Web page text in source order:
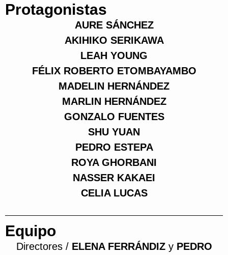
Protagonistas
AURE SÁNCHEZ
AKIHIKO SERIKAWA
LEAH YOUNG
FÉLIX ROBERTO ETOMBAYAMBO
MADELIN HERNÁNDEZ
MARLIN HERNÁNDEZ
GONZALO FUENTES
SHU YUAN
PEDRO ESTEPA
ROYA GHORBANI
NASSER KAKAEI
CELIA LUCAS
Equipo
Directores / ELENA FERRÁNDIZy PEDRO